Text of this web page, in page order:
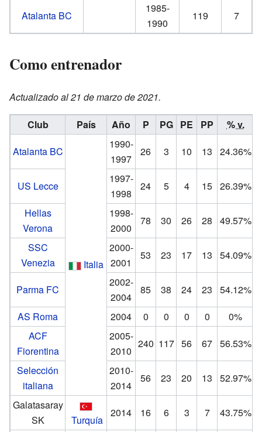
Atalanta BC
1985-
1990
119 7
Como entrenador
Actualizado al 21 de marzo de 2021.
Club País Año P PG PE PP
% v.
Atalanta BC
Italia
1990-
1997
26 3 10 13 24.36%
US Lecce
1997-
1998
24 5 4 15 26.39%
Hellas
Verona
1998-
2000
78 30 26 28
49.57%
SSC
Venezia
2000-
2001
53 23 17 13 54.09%
Parma FC
2002-
2004
85 38 24 23
54.12%
AS Roma
2004 0 0 0 0
0%
ACF
Fiorentina
2005-
2010
240 117 56 67 56.53%
Selección
italiana
2010-
2014
56 23 20 13
52.97%
Galatasaray
SK
Turquía
2014 16 6 3 7
43.75%